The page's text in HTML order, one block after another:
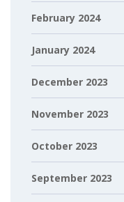
February 2024
January 2024
December 2023
November 2023
October 2023
September 2023